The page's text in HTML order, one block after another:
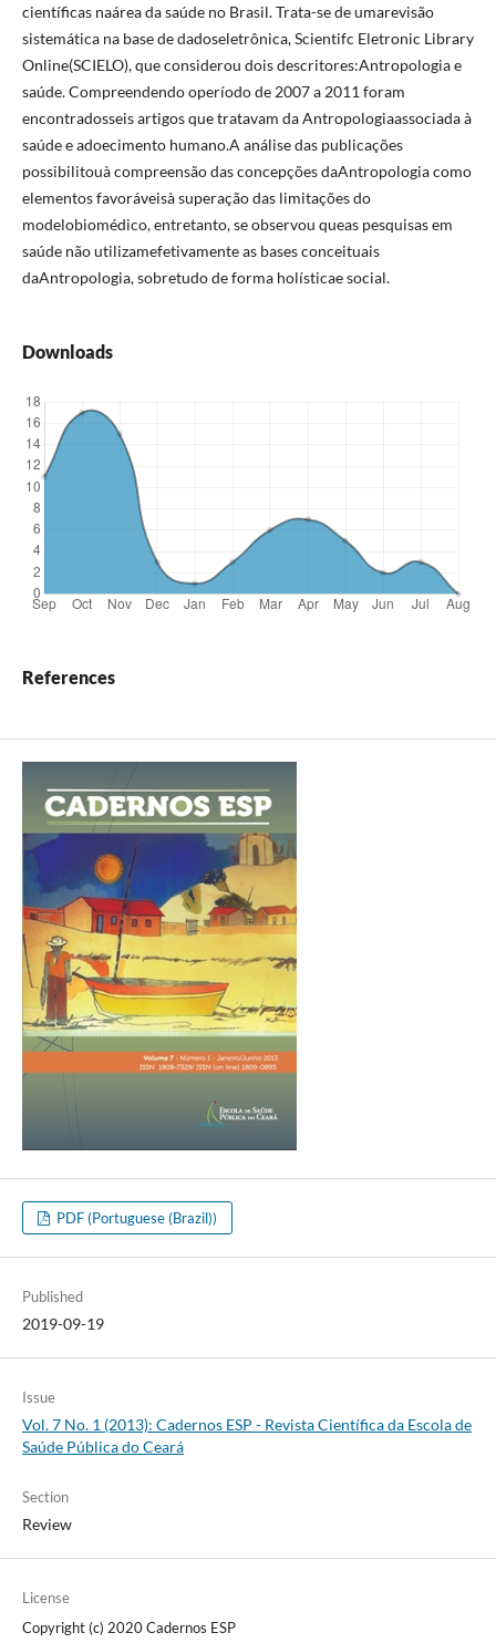
científicas naárea da saúde no Brasil. Trata-se de umarevisão
sistemática na base de dadoseletrônica, Scientifc Eletronic Library
Online(SCIELO), que considerou dois descritores:Antropologia e
saúde. Compreendendo operíodo de 2007 a 2011 foram
encontradosseis artigos que tratavam da Antropologiaassociada à
saúde e adoecimento humano.A análise das publicações
possibilitouà compreensão das concepções daAntropologia como
elementos favoráveisà superação das limitações do
modelobiomédico, entretanto, se observou queas pesquisas em
saúde não utilizamefetivamente as bases conceituais
daAntropologia, sobretudo de forma holísticae social.
Downloads
References
PDF (Portuguese (Brazil))
Published
2019-09-19
Issue
Vol. 7 No. 1 (2013): Cadernos ESP - Revista Cientí­fica da Escola de
Saúde Pública do Ceará
Section
Review
License
Copyright (c) 2020 Cadernos ESP